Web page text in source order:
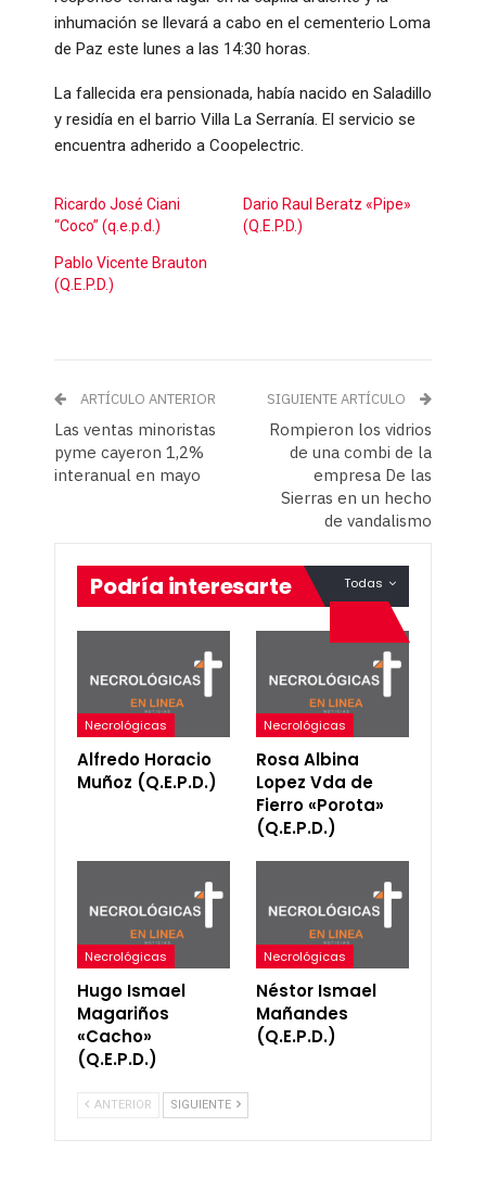
inhumación se llevará a cabo en el cementerio Loma
de Paz este lunes a las 14:30 horas.
La fallecida era pensionada, había nacido en Saladillo
y residía en el barrio Villa La Serranía. El servicio se
encuentra adherido a Coopelectric.
Ricardo José Ciani
“Coco” (q.e.p.d.)
Dario Raul Beratz «Pipe»
(Q.E.P.D.)
Pablo Vicente Brauton
(Q.E.P.D.)
ARTÍCULO ANTERIOR
Las ventas minoristas
pyme cayeron 1,2%
interanual en mayo
SIGUIENTE ARTÍCULO
Rompieron los vidrios
de una combi de la
empresa De las
Sierras en un hecho
de vandalismo
Todas
Podría interesarte
Necrológicas
Alfredo Horacio
Muñoz (Q.E.P.D.)
Necrológicas
Rosa Albina
Lopez Vda de
Fierro «Porota»
(Q.E.P.D.)
Necrológicas
Hugo Ismael
Magariños
«Cacho»
(Q.E.P.D.)
Necrológicas
Néstor Ismael
Mañandes
(Q.E.P.D.)
ANTERIOR SIGUIENTE